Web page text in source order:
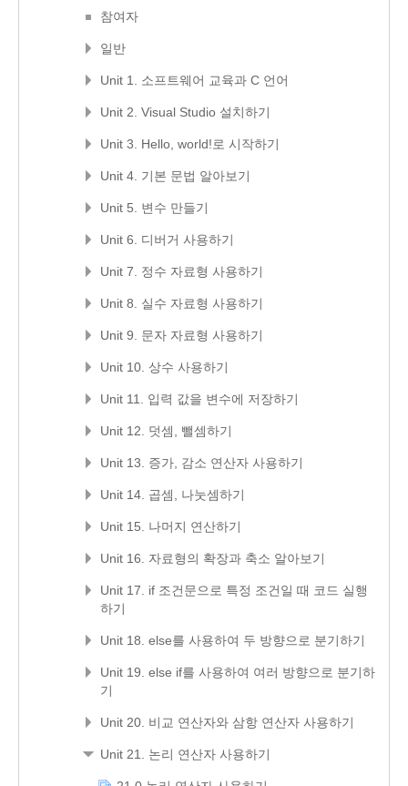
참여자
일반
Unit 1. 소프트웨어 교육과 C 언어
Unit 2. Visual Studio 설치하기
Unit 3. Hello, world!로 시작하기
Unit 4. 기본 문법 알아보기
Unit 5. 변수 만들기
Unit 6. 디버거 사용하기
Unit 7. 정수 자료형 사용하기
Unit 8. 실수 자료형 사용하기
Unit 9. 문자 자료형 사용하기
Unit 10. 상수 사용하기
Unit 11. 입력 값을 변수에 저장하기
Unit 12. 덧셈, 뺄셈하기
Unit 13. 증가, 감소 연산자 사용하기
Unit 14. 곱셈, 나눗셈하기
Unit 15. 나머지 연산하기
Unit 16. 자료형의 확장과 축소 알아보기
Unit 17. if 조건문으로 특정 조건일 때 코드 실행
하기
Unit 18. else를 사용하여 두 방향으로 분기하기
Unit 19. else if를 사용하여 여러 방향으로 분기하
기
Unit 20. 비교 연산자와 삼항 연산자 사용하기
Unit 21. 논리 연산자 사용하기